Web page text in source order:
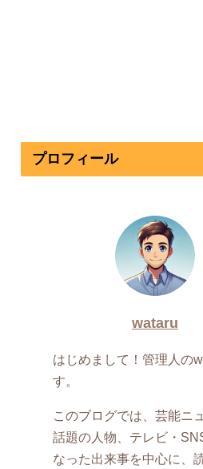
プロフィール
wataru
はじめまして！管理人の
す。
このブログでは、芸能ニ
話題の人物、テレビ・
なった出来事を中心に、